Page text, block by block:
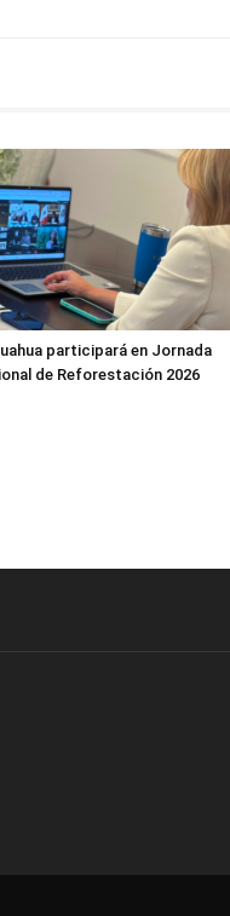
participará en Jornada
de Reforestación 2026